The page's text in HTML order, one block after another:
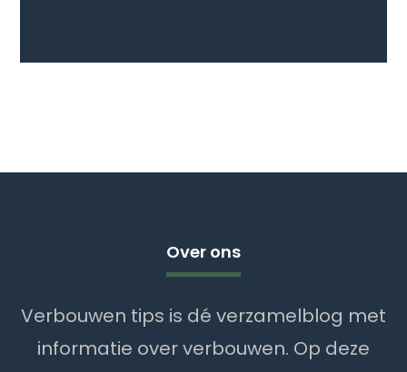
Over ons
Verbouwen tips is dé verzamelblog met
informatie over verbouwen. Op deze